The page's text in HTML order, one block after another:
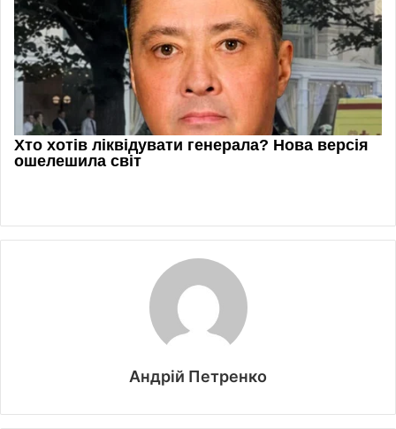
Андрій Петренко